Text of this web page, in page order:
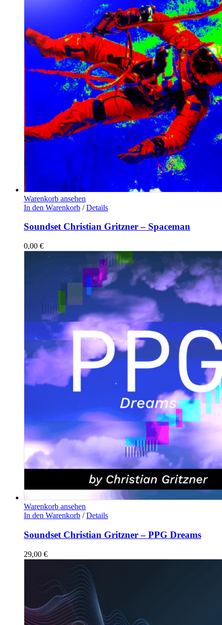
Warenkorb ansehen
In den Warenkorb / Details
Soundset Christian Gritzner – Spaceman
0,00 €
Warenkorb ansehen
In den Warenkorb / Details
Soundset Christian Gritzner – PPG Dreams
29,00 €